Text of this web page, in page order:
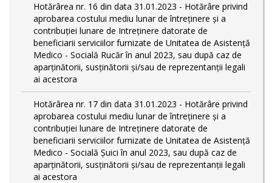
Hotărârea nr. 16 din data 31.01.2023 - Hotărâre privind
aprobarea costului mediu lunar de întreţinere şi a
contribuţiei lunare de Intreţinere datorate de
beneficiarii serviciilor furnizate de Unitatea de Asistenţă
Medico - Socială Rucăr în anul 2023, sau după caz de
aparţinătorii, susţinătorii şi/sau de reprezentanţii legali
ai acestora
Hotărârea nr. 17 din data 31.01.2023 - Hotărâre privind
aprobarea costului mediu lunar de întreţinere şi a
contribuţiei lunare de Intreţinere datorate de
beneficiarii serviciilor furnizate de Unitatea de Asistenţă
Medico - Socială Şuici în anul 2023, sau după caz de
aparţinătorii, susţinătorii şi/sau de reprezentanţii legali
ai acestora